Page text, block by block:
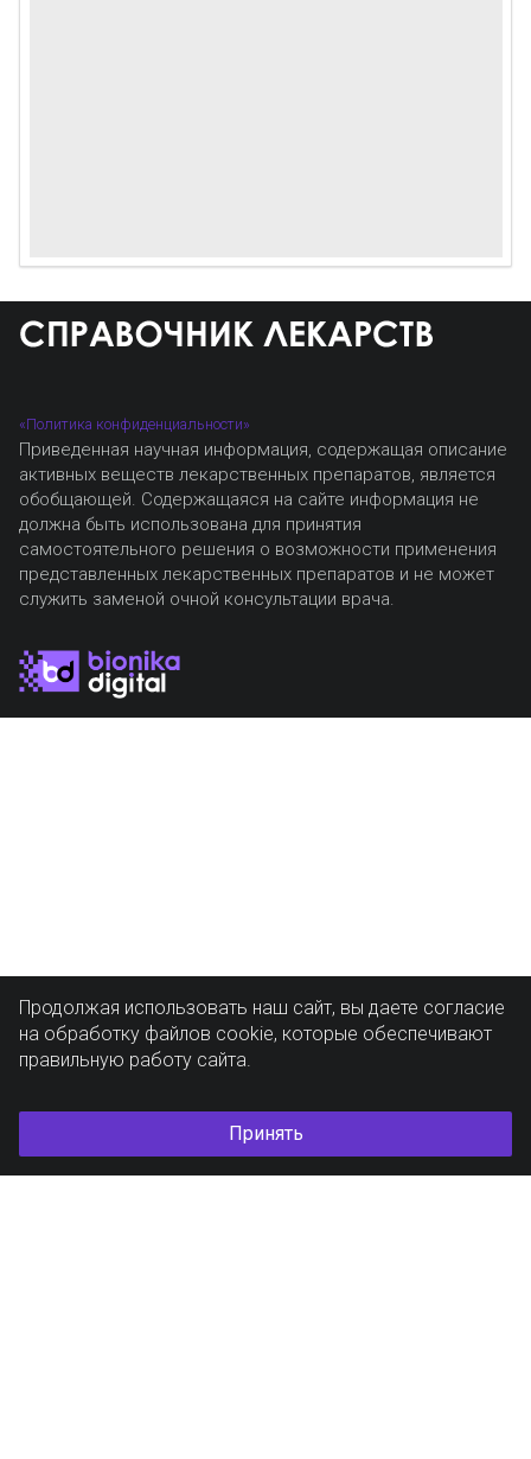
«Политика конфиденциальности»
Приведенная научная информация, содержащая описание
активных веществ лекарственных препаратов, является
обобщающей. Содержащаяся на сайте информация не
должна быть использована для принятия
самостоятельного решения о возможности применения
представленных лекарственных препаратов и не может
служить заменой очной консультации врача.
Продолжая использовать наш сайт, вы даете согласие
на обработку файлов cookie, которые обеспечивают
правильную работу сайта.
Принять